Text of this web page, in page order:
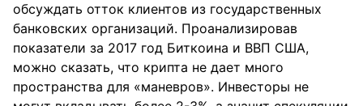
обсуждать отток клиентов из государственных
банковских организаций. Проанализировав
показатели за 2017 год Биткоина и ВВП США,
можно сказать, что крипта не дает много
пространства для «маневров». Инвесторы не